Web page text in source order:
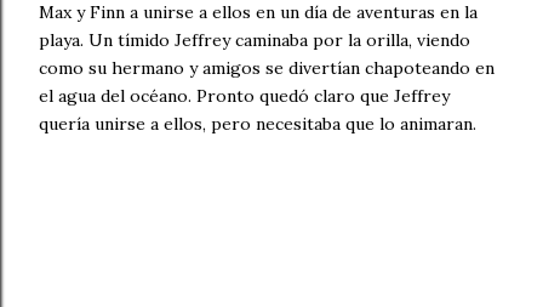
Max y Finn a unirse a ellos en un día de aventuras en la
playa. Un tímido Jeffrey caminaba por la orilla, viendo
como su hermano y amigos se divertían chapoteando en
el agua del océano. Pronto quedó claro que Jeffrey
quería unirse a ellos, pero necesitaba que lo animaran.